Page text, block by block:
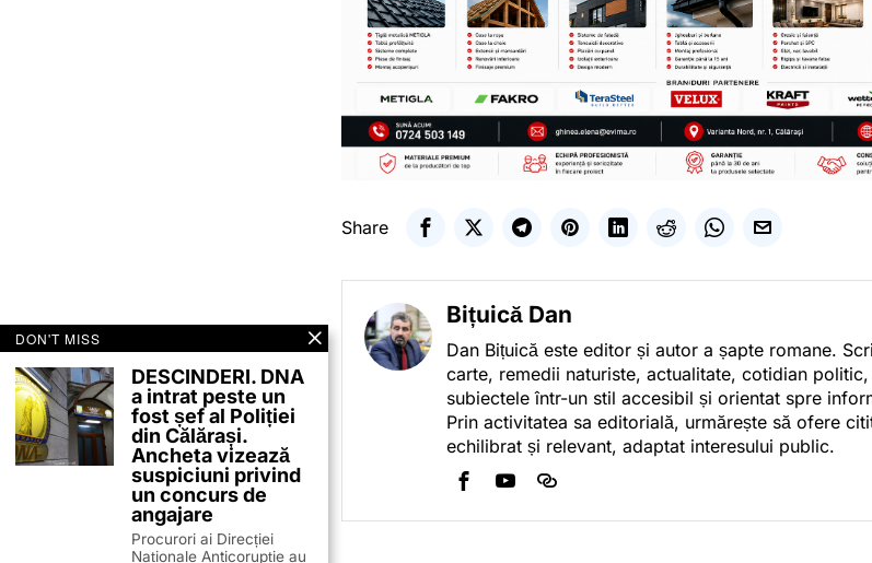
Share
Bițuică Dan
Dan Bițuică este editor și autor a șapte romane.
carte, remedii naturiste, actualitate, cotidian
subiectele într-un stil accesibil și orientat spre
Prin activitatea sa editorială, urmărește să ofere
echilibrat și relevant, adaptat interesului public.
DON'T MISS
DESCINDERI. DNA
a intrat peste un
fost șef al Poliției
din Călărași.
Ancheta vizează
suspiciuni privind
un concurs de
angajare
Procurori ai Direcției
Naționale Anticorupție au